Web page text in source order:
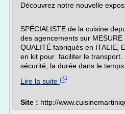
Découvrez notre nouvelle
SPÉCIALISTE de la cuisine
des agencements sur
QUALITÉ fabriqués en ITALIE,
en kit pour faciliter le transport.
sécurité, la durée dans le temps
Lire la suite
Site : http://